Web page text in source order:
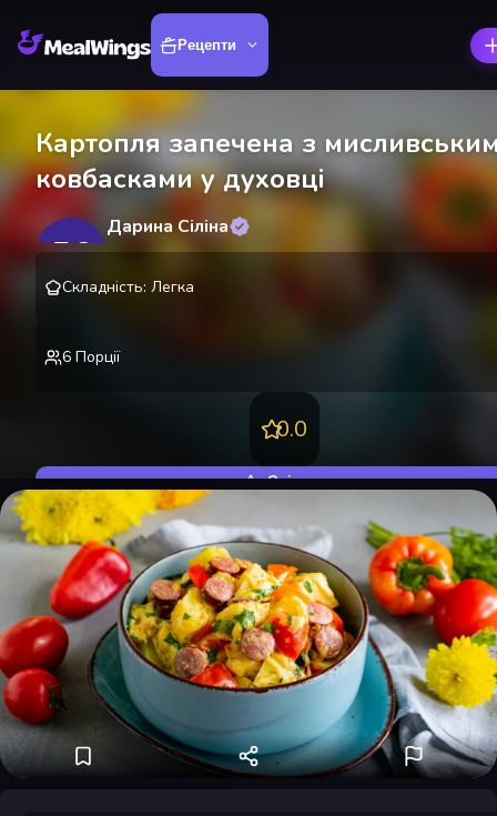
Рецепти
Картопля запечена з
ковбасками у духовці
ДС
Дарина Сіліна
Складність: Легка
6 Порції
0.0
Оцінити